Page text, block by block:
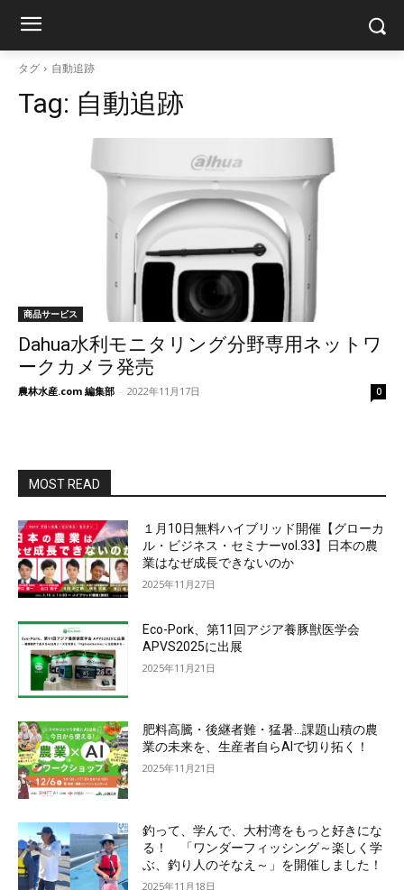
タグ 自動追跡
Tag: 自動追跡
商品サービス
Dahua水利モニタリング分野専用ネットワ
ークカメラ発売
農林水産.com 編集部 - 2022年11月17日 0
MOST READ
１月10日無料ハイブリッド開催【グローカ
ル・ビジネス・セミナーvol.33】日本の農
業はなぜ成長できないのか
2025年11月27日
Eco-Pork、第11回アジア養豚獣医学会
APVS2025に出展
2025年11月21日
肥料高騰・後継者難・猛暑…課題山積の農
業の未来を、生産者自らAIで切り拓く！
2025年11月21日
釣って、学んで、大村湾をもっと好きにな
る！ 「ワンダーフィッシング～楽しく学
ぶ、釣り人のそなえ～」を開催しました！
2025年11月18日